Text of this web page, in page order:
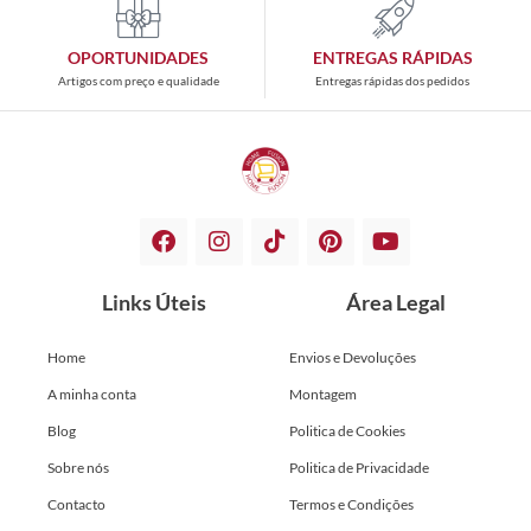
OPORTUNIDADES
Artigos com preço e qualidade
ENTREGAS RÁPIDAS
Entregas rápidas dos pedidos
Links Úteis
Home
A minha conta
Blog
Sobre nós
Contacto
Área Legal
Envios e Devoluções
Montagem
Politica de Cookies
Politica de Privacidade
Termos e Condições